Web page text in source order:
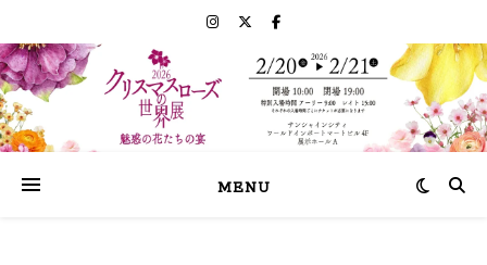
MENU